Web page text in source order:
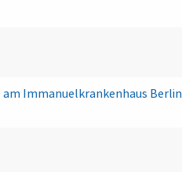
Immanuelkrankenhaus Berlin